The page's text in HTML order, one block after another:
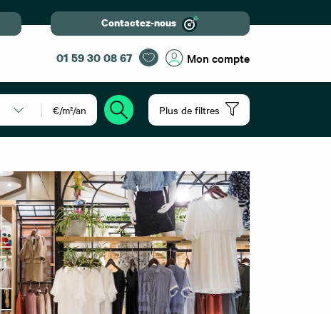
Contactez-nous
01 59 30 08 67 Mon compte
€/m²/an Plus de filtres